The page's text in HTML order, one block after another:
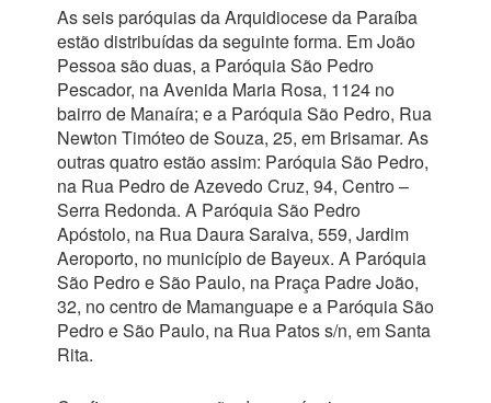
As seis paróquias da Arquidiocese da Paraíba
estão distribuídas da seguinte forma. Em João
Pessoa são duas, a Paróquia São Pedro
Pescador, na Avenida Maria Rosa, 1124 no
bairro de Manaíra; e a Paróquia São Pedro, Rua
Newton Timóteo de Souza, 25, em Brisamar. As
outras quatro estão assim: Paróquia São Pedro,
na Rua Pedro de Azevedo Cruz, 94, Centro –
Serra Redonda. A Paróquia São Pedro
Apóstolo, na Rua Daura Saraiva, 559, Jardim
Aeroporto, no município de Bayeux. A Paróquia
São Pedro e São Paulo, na Praça Padre João,
32, no centro de Mamanguape e a Paróquia São
Pedro e São Paulo, na Rua Patos s/n, em Santa
Rita.